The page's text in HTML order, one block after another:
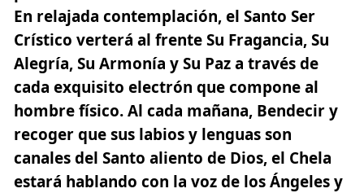
En relajada contemplación,el Santo Ser
Crístico verterá al frente Su Fragancia, Su
Alegría, Su Armonía y Su Paz a través de
cada exquisito electrón que compone al
hombre físico. Al cada mañana, Bendecir y
recoger que sus labios y lenguas son
canales del Santo aliento de Dios, el Chela
estará hablando con la voz de los Ángeles y